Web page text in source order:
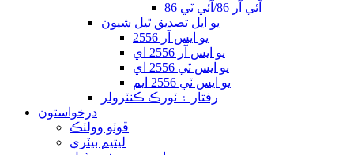
آئي آر 86/آئي ٽي 86
يو ايل تصديق ٿيل شيون
يو ايس آر 2556
يو ايس آر 2556 اي
يو ايس ٽي 2556 اي
يو ايس ٽي 2556 ايم
رفتار ۽ ٽورڪ ڪنٽرولر
درخواستون
ڦوٽو وولٽڪ
ليتيم بيٽري